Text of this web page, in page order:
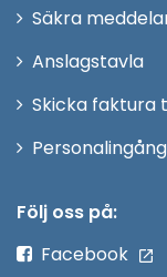
fönster
Säkra
Anslagstavla
Skicka faktura
Personalingång
Följ oss på:
Facebook